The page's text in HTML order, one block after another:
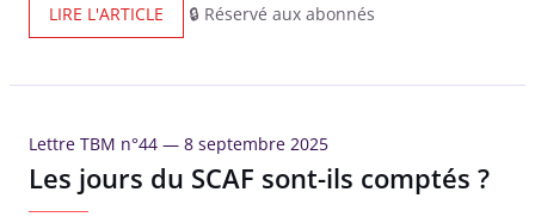
LIRE L'ARTICLE 🔒 Réservé aux abonnés
Lettre TBM n°44 — 8 septembre 2025
Les jours du SCAF sont-ils comptés ?